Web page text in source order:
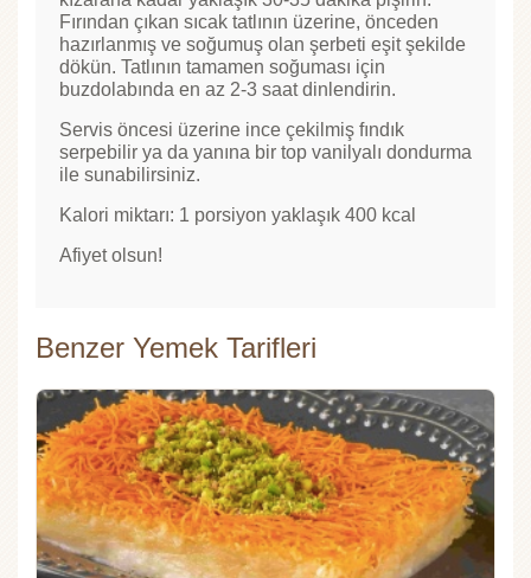
Fırından çıkan sıcak tatlının üzerine, önceden
hazırlanmış ve soğumuş olan şerbeti eşit şekilde
dökün. Tatlının tamamen soğuması için
buzdolabında en az 2-3 saat dinlendirin.
Servis öncesi üzerine ince çekilmiş fındık
serpebilir ya da yanına bir top vanilyalı dondurma
ile sunabilirsiniz.
Kalori miktarı: 1 porsiyon yaklaşık 400 kcal
Afiyet olsun!
Benzer Yemek Tarifleri